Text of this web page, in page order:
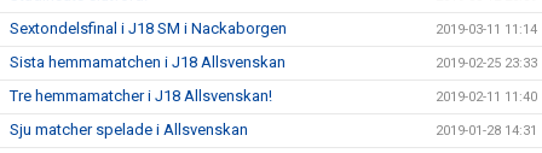
Sextondelsfinal i J18 SM i Nackaborgen 2019-03-11 11:14
Sista hemmamatchen i J18 Allsvenskan 2019-02-25 23:33
Tre hemmamatcher i J18 Allsvenskan! 2019-02-11 11:40
Sju matcher spelade i Allsvenskan 2019-01-28 14:31